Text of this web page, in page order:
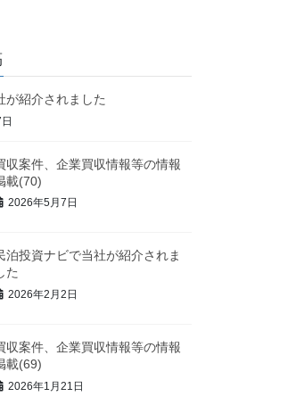
が紹介されました
収案件、企業買収情報等の情報
載(70)
2026年5月7日
泊投資ナビで当社が紹介されま
た
2026年2月2日
収案件、企業買収情報等の情報
載(69)
2026年1月21日